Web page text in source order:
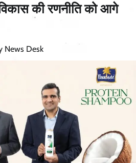
की रणनीति को आगे
News Desk